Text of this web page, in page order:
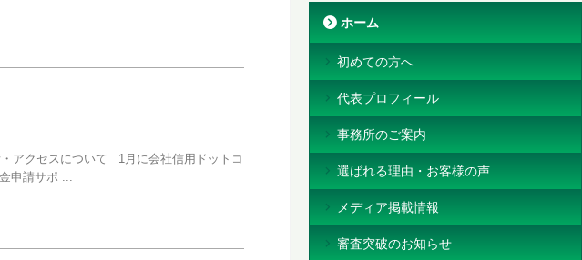
アクセスについて 1月に会社信用ドットコ
申請サポ ...
ホーム
初めての方へ
代表プロフィール
事務所のご案内
選ばれる理由・お客様の声
メディア掲載情報
審査突破のお知らせ